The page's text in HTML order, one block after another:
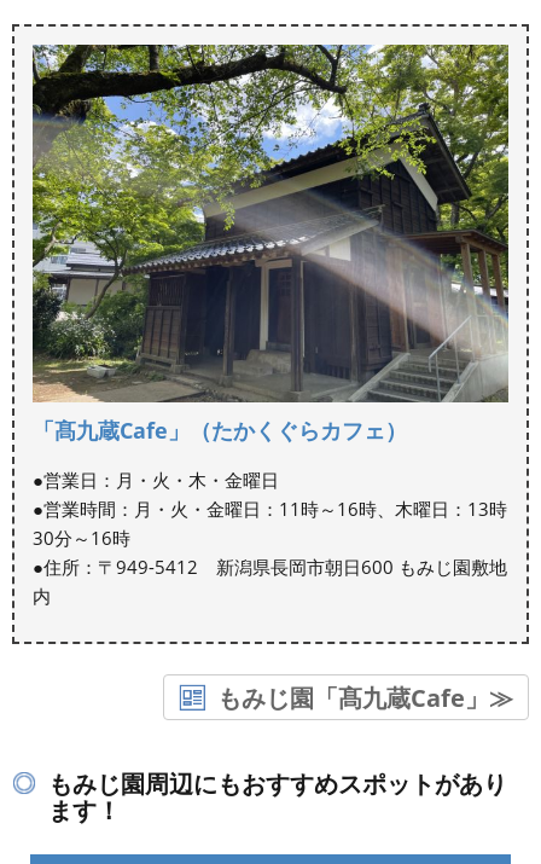
「髙九蔵Cafe」（たかくぐらカフェ）
●営業日：月・火・木・金曜日
●営業時間：月・火・金曜日：11時～16時、木曜日：13時
30分～16時
●住所：〒949-5412 新潟県長岡市朝日600 もみじ園敷地
内
もみじ園「髙九蔵Cafe」≫
もみじ園周辺にもおすすめスポットがあり
ます！